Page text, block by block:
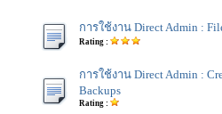
การใช้งาน Direct Admin :
Rating :
การใช้งาน Direct Admin :
Backups
Rating :